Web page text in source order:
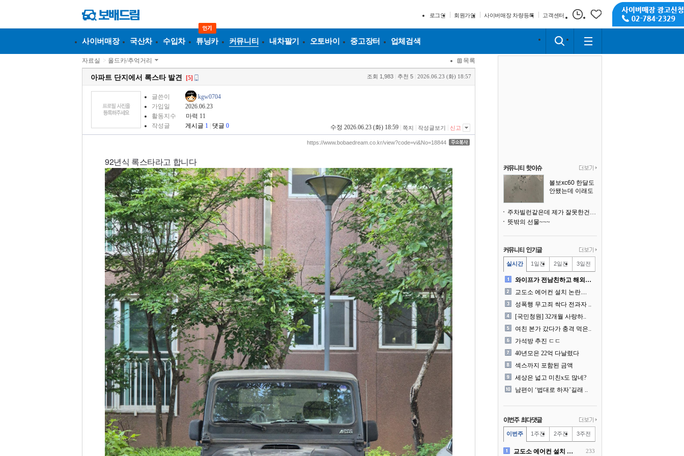
로그인 회원가입 사이버매장 차량등록 고객센터
사이버매장 국산차 수입차 튜닝카 커뮤니티 내차팔기 오토바이 중고장터 업체검색
자료실 > 올드카/추억거리 목록
아파트 단지에서 록스타 발견 [5] 조회 1,983 추천 5 2026.06.23 (화) 18:57
글쓴이
kgw0704
가입일
2026.06.23
활동지수
마력 11
작성글
게시글 1 댓글 0 수정 2026.06.23 (화) 18:59 쪽지 작성글보기 신고
https://www.bobaedream.co.kr/view?code=vi&No=18844
92년식 록스타라고 합니다
볼보xc60 한달도
안됐는데 이래도
주차빌런같은데 제가 잘못한건가요
뜻밖의 선물~~~
실시간 1일전 2일전 3일전
와이프가 전남친하고 해외여행..
교도소 에어컨 설치 논란....
성폭행 무고죄 싹다 전과자 ..
[국민청원] 32개월 사랑하..
여친 본가 갔다가 충격 먹은..
가석방 추진 ㄷㄷ
40년모은 22억 다날렸다
섹스까지 포함된 금액
세상은 넓고 미친x도 많네?
남편이 ‘법대로 하자’길래 ..
이번주 1주전 2주전 3주전
교도소 에어컨 설치 논란.... 233